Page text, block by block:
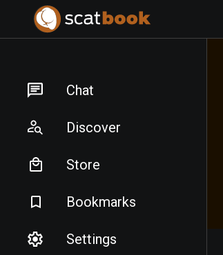
Chat
Discover
Store
Bookmarks
Settings